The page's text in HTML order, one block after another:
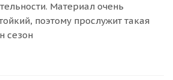
Материал очень
поэтому прослужит такая
сезон